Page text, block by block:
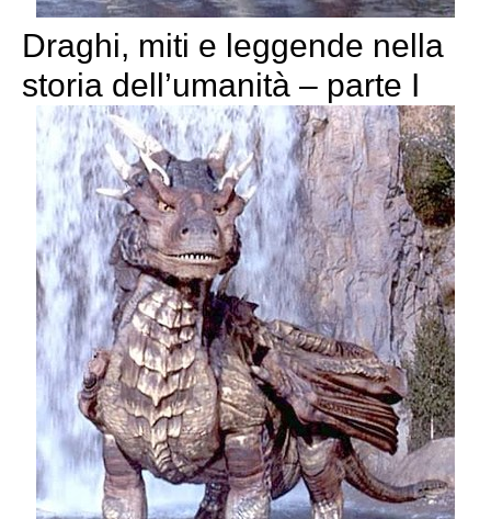
Draghi, miti e leggende nella
storia dell’umanità – parte I